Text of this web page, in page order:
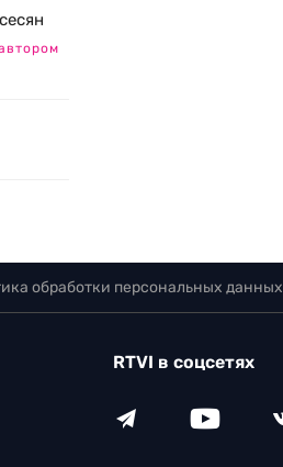
обработки персональных данных
RTVI в соцсетях